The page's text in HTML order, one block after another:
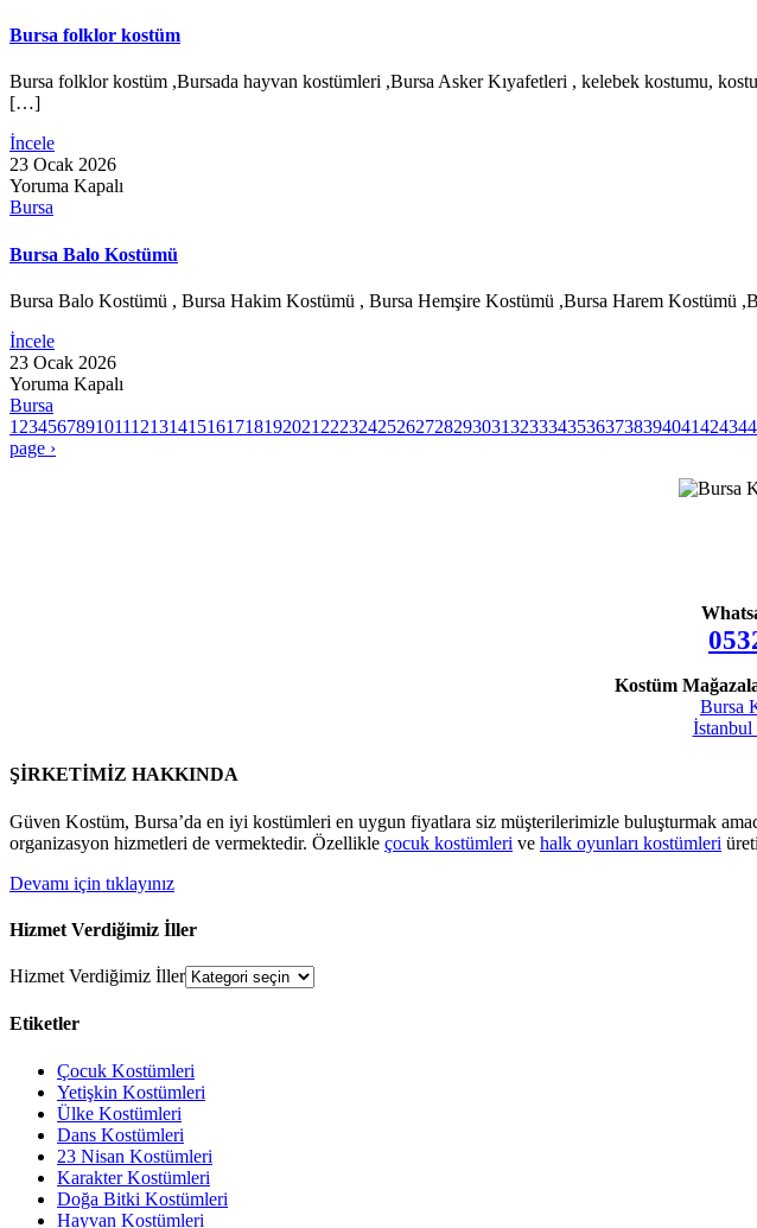
Bursa folklor kostüm
Bursa folklor kostüm ,Bursada hayvan kostümleri ,Bursa Asker Kıyafetleri , kelebek kostumu,
[…]
İncele
23 Ocak 2026
Yoruma Kapalı
Bursa
Bursa Balo Kostümü
Bursa Balo Kostümü , Bursa Hakim Kostümü , Bursa Hemşire Kostümü ,Bursa Harem Kostümü
İncele
23 Ocak 2026
Yoruma Kapalı
Bursa
1 23456789101112131415161718192021 2223242526272829303132333435363738394041424344
page ›
Kostüm
Bursa
ŞİRKETİMİZ HAKKINDA
Güven Kostüm, Bursa’da en iyi kostümleri en uygun fiyatlara siz müşterilerimizle buluşturmak
organizasyon hizmetleri de vermektedir. Özellikle çocuk kostümleri ve halk oyunları kostümleri
Devamı için tıklayınız
Hizmet Verdiğimiz İller
Hizmet Verdiğimiz İller
Etiketler
Çocuk Kostümleri
Yetişkin Kostümleri
Ülke Kostümleri
Dans Kostümleri
23 Nisan Kostümleri
Karakter Kostümleri
Doğa Bitki Kostümleri
Hayvan Kostümleri